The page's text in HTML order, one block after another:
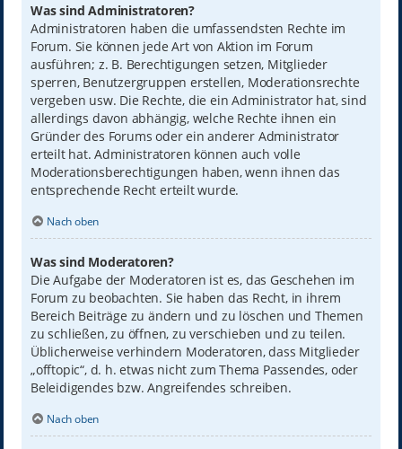
Was sind Administratoren?
Administratoren haben die umfassendsten Rechte im
Forum. Sie können jede Art von Aktion im Forum
ausführen; z. B. Berechtigungen setzen, Mitglieder
sperren, Benutzergruppen erstellen, Moderationsrechte
vergeben usw. Die Rechte, die ein Administrator hat, sind
allerdings davon abhängig, welche Rechte ihnen ein
Gründer des Forums oder ein anderer Administrator
erteilt hat. Administratoren können auch volle
Moderationsberechtigungen haben, wenn ihnen das
entsprechende Recht erteilt wurde.
Nach oben
Was sind Moderatoren?
Die Aufgabe der Moderatoren ist es, das Geschehen im
Forum zu beobachten. Sie haben das Recht, in ihrem
Bereich Beiträge zu ändern und zu löschen und Themen
zu schließen, zu öffnen, zu verschieben und zu teilen.
Üblicherweise verhindern Moderatoren, dass Mitglieder
„offtopic“, d. h. etwas nicht zum Thema Passendes, oder
Beleidigendes bzw. Angreifendes schreiben.
Nach oben